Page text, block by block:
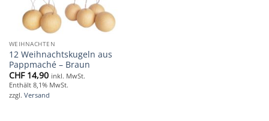
WEIHNACHTEN
12 Weihnachtskugeln aus
Pappmaché – Braun
CHF14,90 inkl. MwSt.
Enthält 8,1% MwSt.
zzgl. Versand